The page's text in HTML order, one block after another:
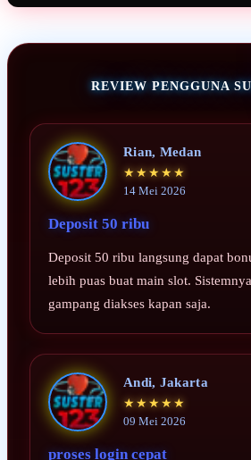
REVIEW PENGGUNA
Rian, Medan
★★★★★
14 Mei 2026
Deposit 50 ribu
Deposit 50 ribu langsung dapat
lebih puas buat main slot.
gampang diakses kapan saja.
Andi, Jakarta
★★★★★
09 Mei 2026
proses login cepat